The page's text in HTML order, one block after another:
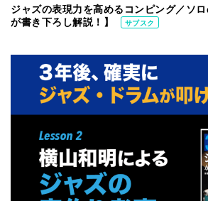
ジャズの表現力を高めるコンピング／ソ
が書き下ろし解説！】
サブスク